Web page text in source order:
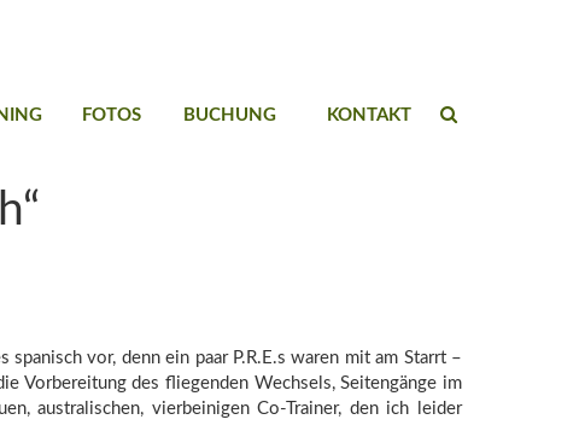
FOTOS BUCHUNG KONTAKT
vor, denn ein paar P.R.E.s waren mit am Starrt –
Vorbereitung des fliegenden Wechsels, Seitengänge im
australischen, vierbeinigen Co-Trainer, den ich leider